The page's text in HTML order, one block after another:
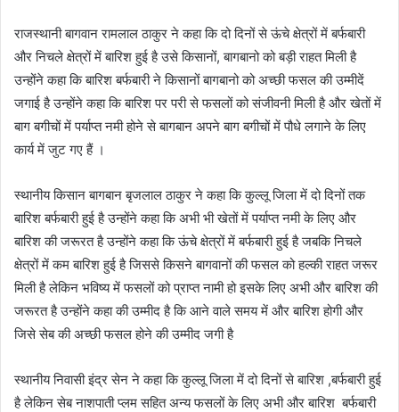
राजस्थानी बागवान रामलाल ठाकुर ने कहा कि दो दिनों से ऊंचे क्षेत्रों में बर्फबारी
और निचले क्षेत्रों में बारिश हुई है उसे किसानों, बागबानो को बड़ी राहत मिली है
उन्होंने कहा कि बारिश बर्फबारी ने किसानों बागबानो को अच्छी फसल की उम्मीदें
जगाई है उन्होंने कहा कि बारिश पर परी से फसलों को संजीवनी मिली है और खेतों में
बाग बगीचों में पर्याप्त नमी होने से बागबान अपने बाग बगीचों में पौधे लगाने के लिए
कार्य में जुट गए हैं ।
स्थानीय किसान बागबान बृजलाल ठाकुर ने कहा कि कुल्लू जिला में दो दिनों तक
बारिश बर्फबारी हुई है उन्होंने कहा कि अभी भी खेतों में पर्याप्त नमी के लिए और
बारिश की जरूरत है उन्होंने कहा कि ऊंचे क्षेत्रों में बर्फबारी हुई है जबकि निचले
क्षेत्रों में कम बारिश हुई है जिससे किसने बागवानों की फसल को हल्की राहत जरूर
मिली है लेकिन भविष्य में फसलों को प्राप्त नामी हो इसके लिए अभी और बारिश की
जरूरत है उन्होंने कहा की उम्मीद है कि आने वाले समय में और बारिश होगी और
जिसे सेब की अच्छी फसल होने की उम्मीद जगी है
स्थानीय निवासी इंद्र सेन ने कहा कि कुल्लू जिला में दो दिनों से बारिश ,बर्फबारी हुई
है लेकिन सेब नाशपाती प्लम सहित अन्य फसलों के लिए अभी और बारिश बर्फबारी